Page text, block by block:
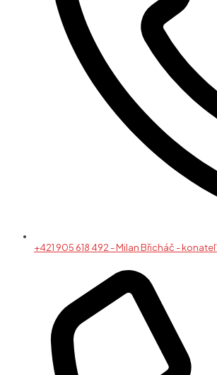
+421 905 618 492 - Milan Břicháč - konateľ